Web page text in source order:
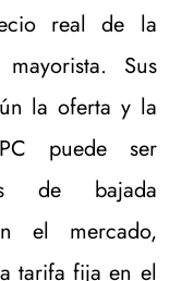
real de la
Sus
la oferta y la
puede ser
de bajada
el mercado,
tarifa fija en el